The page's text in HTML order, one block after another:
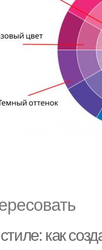
как